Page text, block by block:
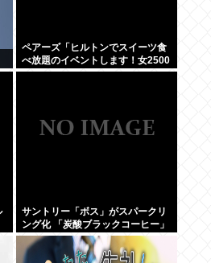
ペアーズ「ヒルトンでスイーツ食
べ放題のイベントします！女2500
円男7000円！！！」→男が集まら
サントリー「ボス」がスパークリ
ング化 「炭酸ブラックコーヒー」
に